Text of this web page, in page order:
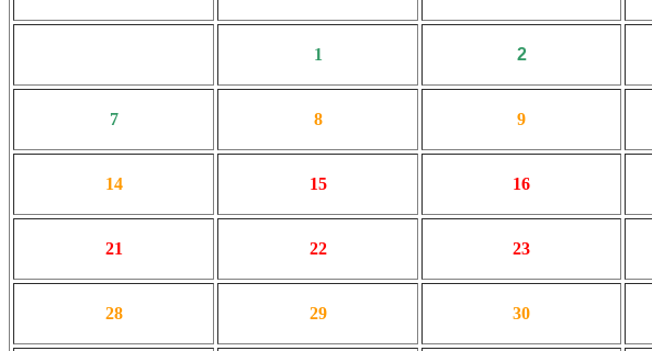
1 2
7 8 9
14 15 16
21 22 23
28 29 30